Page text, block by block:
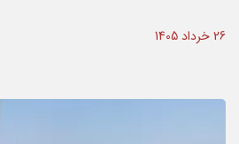
26 خرداد 1405